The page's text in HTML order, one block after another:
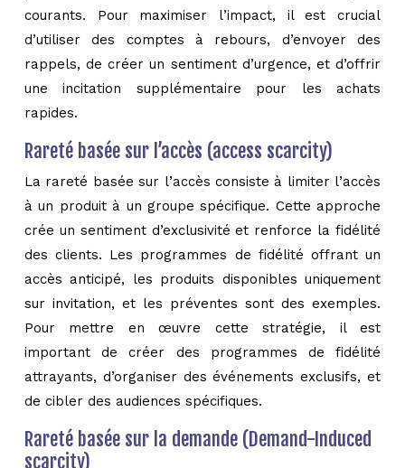
courants. Pour maximiser l’impact, il est crucial
d’utiliser des comptes à rebours, d’envoyer des
rappels, de créer un sentiment d’urgence, et d’offrir
une incitation supplémentaire pour les achats
rapides.
Rareté basée sur l’accès (access scarcity)
La rareté basée sur l’accès consiste à limiter l’accès
à un produit à un groupe spécifique. Cette approche
crée un sentiment d’exclusivité et renforce la fidélité
des clients. Les programmes de fidélité offrant un
accès anticipé, les produits disponibles uniquement
sur invitation, et les préventes sont des exemples.
Pour mettre en œuvre cette stratégie, il est
important de créer des programmes de fidélité
attrayants, d’organiser des événements exclusifs, et
de cibler des audiences spécifiques.
Rareté basée sur la demande (Demand-Induced
scarcity)